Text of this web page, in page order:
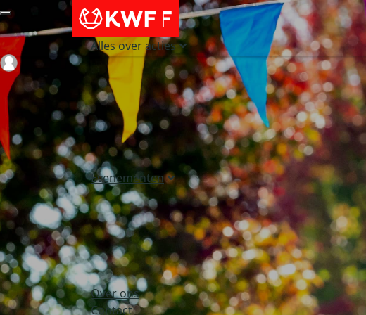
Alles over acties
Evenementen
Over ons
Contact
Login